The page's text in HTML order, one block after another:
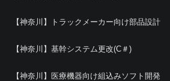
【神奈川】トラックメーカー向け部品設計
【神奈川】基幹システム更改(C＃)
【神奈川】医療機器向け組込みソフト開発